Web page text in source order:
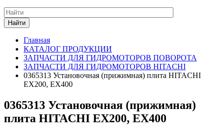
Найти
Главная
КАТАЛОГ ПРОДУКЦИИ
ЗАПЧАСТИ ДЛЯ ГИДРОМОТОРОВ ПОВОРОТА
ЗАПЧАСТИ ДЛЯ ГИДРОМОТОРОВ HITACHI
0365313 Установочная (прижимная) плита HITACHI
EX200, EX400
0365313 Установочная (прижимная)
плита HITACHI EX200, EX400